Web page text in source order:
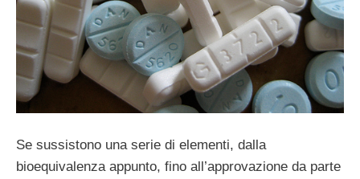
Se sussistono una serie di elementi, dalla
bioequivalenza appunto, fino all’approvazione da parte